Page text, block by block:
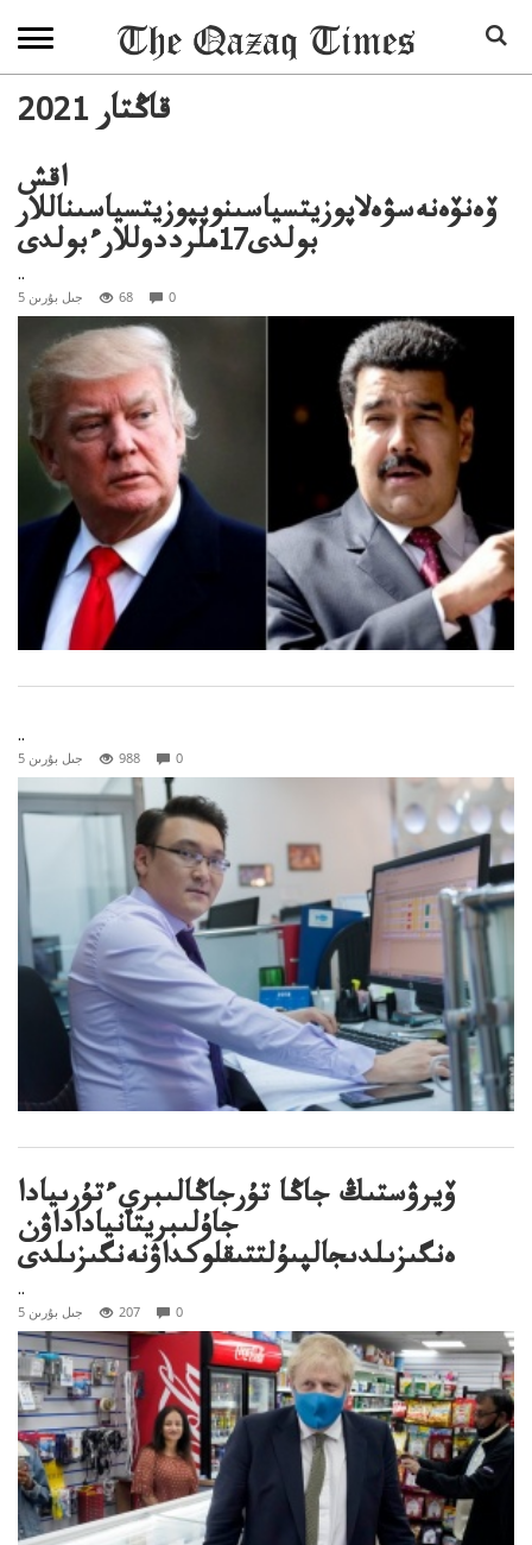
2021 قاڭتار
اقش
ۆەنۆەنەسۋەلاپوزيتسياسىنوپپوزيتسياسىناللار
بولدى17ملرددوللارءبولدى
..
5 جىل بۇرىن 68 0
..
5 جىل بۇرىن 988 0
ۆيرۋستىڭ جاڭا تۇرجاڭالىبريءتۇرىيادا
جاۇلىبريتانياداداۋن
ەنگىزىلدىجالپىۇلتتىقلوكداۋنەنگىزىلدى
..
5 جىل بۇرىن 207 0